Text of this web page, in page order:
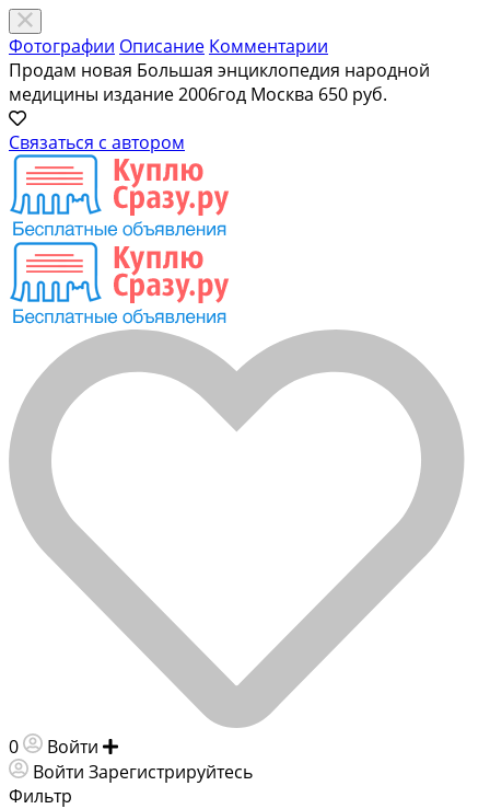
Фотографии Описание Комментарии
Продам новая Большая энциклопедия народной
медицины издание 2006год Москва 650 руб.
Связаться с автором
0 Войти
Войти Зарегистрируйтесь
Фильтр